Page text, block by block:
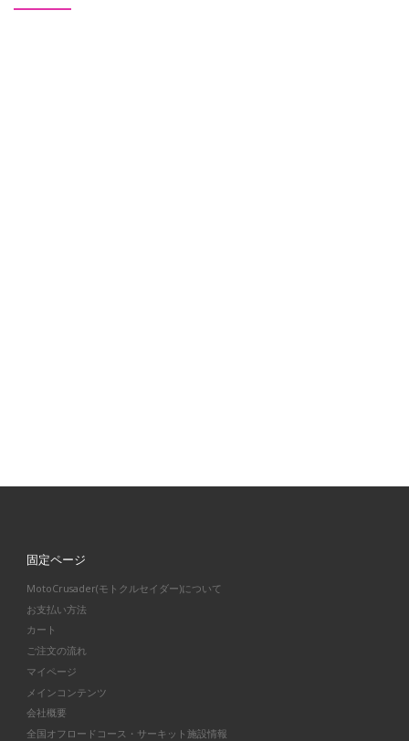
固定ページ
MotoCrusader(モトクルセイダー)について
お支払い方法
カート
ご注文の流れ
マイページ
メインコンテンツ
会社概要
全国オフロードコース・サーキット施設情報